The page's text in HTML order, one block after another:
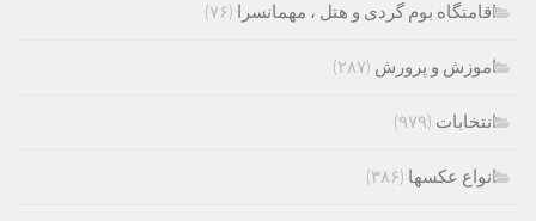
اقامتگاه بوم گردی و هتل ، مهمانسرا (۷۶)
اموزش و پرورش (۲۸۷)
انتخابات (۹۷۹)
انواع عکسها (۳۸۶)